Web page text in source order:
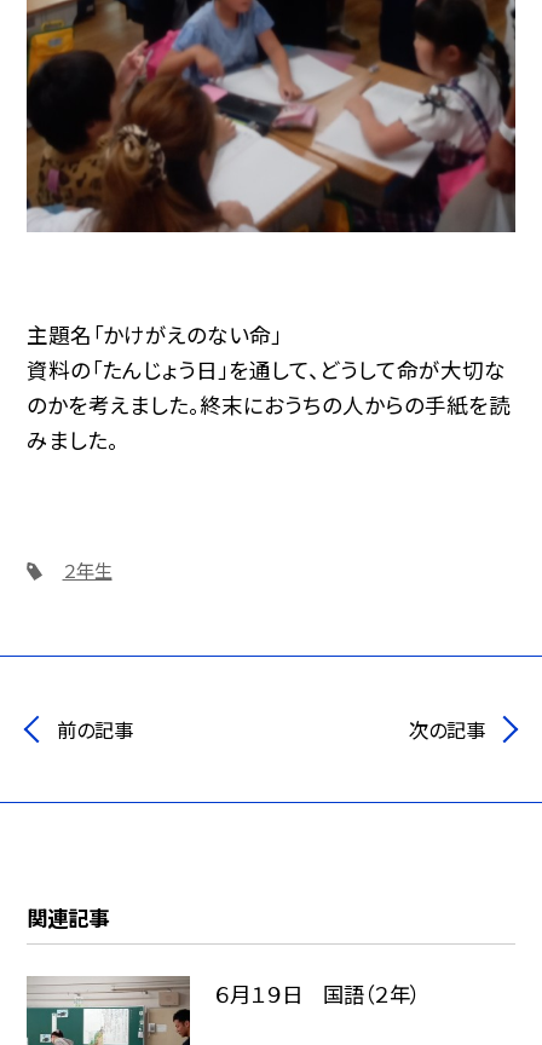
主題名「かけがえのない命」
資料の「たんじょう日」を通して、どうして命が大切な
のかを考えました。終末におうちの人からの手紙を読
みました。
２年生
前の記事 次の記事
関連記事
６月１９日 国語（２年）